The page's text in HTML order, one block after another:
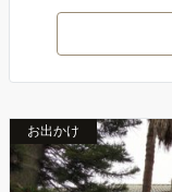
お出かけ